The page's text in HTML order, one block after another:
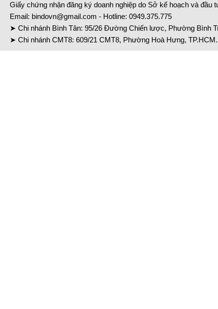
Giấy chứng nhận đăng ký doanh nghiệp do Sở kế hoạch và đầu
Email: bindovn@gmail.com - Hotline: 0949.375.775
➤ Chi nhánh Bình Tân: 95/26 Đường Chiến lược, Phường Bình
➤ Chi nhánh CMT8: 609/21 CMT8, Phường Hoà Hưng,